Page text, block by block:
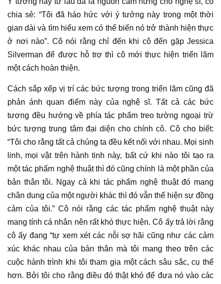
chia sẻ: “Tôi đã háo hức với ý tưởng này trong một thời
gian dài và tìm hiểu xem có thể biến nó trở thành hiện thực
ở nơi nào”. Cô nói rằng chỉ đến khi cô đến gặp Jessica
Silverman để được hỗ trợ thì cô mới thực hiện triển lãm
một cách hoàn thiện.
Cách sắp xếp vị trí các bức tượng trong triển lãm cũng đã
phản ánh quan điểm này của nghệ sĩ. Tất cả các bức
tượng đều hướng về phía tác phẩm treo tường ngoại trừ
bức tượng trung tâm đại diện cho chính cô. Cô cho biết:
“Tôi cho rằng tất cả chúng ta đều kết nối với nhau. Mọi sinh
linh, mọi vật trên hành tinh này, bất cứ khi nào tôi tạo ra
mộttác phẩm nghệ thuậtthì đó cũng chính là một phần của
bản thân tôi. Ngay cả khi tác phẩm nghệ thuậtđó mang
chân dung của một người khác thì đó vẫn thể hiện sự đồng
cảm của tôi.” Cô nói rằng các tác phẩm nghệ thuật này
mang tính cá nhân nên rất khó thực hiện. Cô ấy trả lời rằng
cô ấy đang “tự xem xét các nỗi sợ hãi cũng như các cảm
xúc khác nhau của bản thân mà tôi mang theo trên các
cuộc hành trình khi tôi tham gia một cách sâu sắc, cụ thể
hơn. Bởi tôi cho rằng điều đó thật khó để đưa nó vào các